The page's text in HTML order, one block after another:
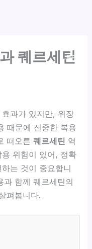
퀘르세틴
과가 있지만, 위장
때문에 신중한 복용
떠오른퀘르세틴 역
위험이 있어, 정확
는 것이 중요합니
과 함께 퀘르세틴의
펴봅니다.